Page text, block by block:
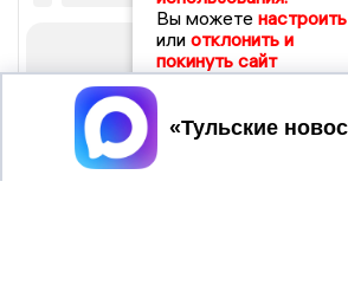
Вы можете настроить
или отклонить и
покинуть сайт
Принять